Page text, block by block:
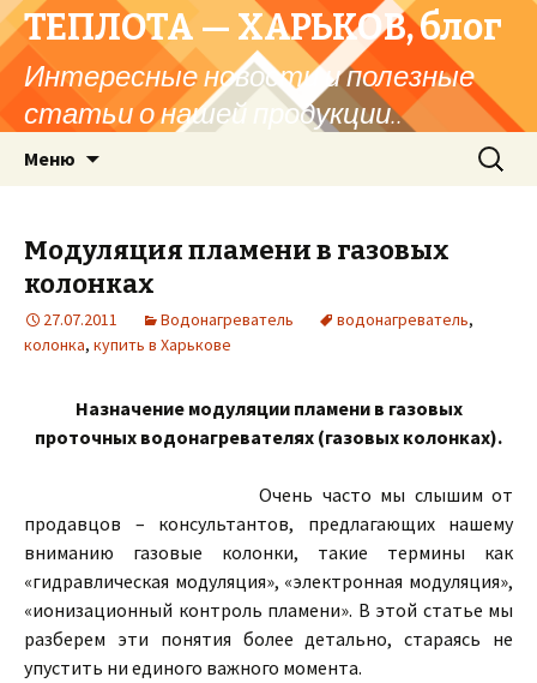
ТЕПЛОТА — ХАРЬКОВ, блог
Интересные новости и полезные
статьи о нашей продукции..
Меню Найти:
Модуляция пламени в газовых
колонках
27.07.2011 Водонагреватель водонагреватель,
колонка, купить в Харькове
Назначение модуляции пламени в газовых
проточных водонагревателях (газовых колонках).
Очень часто мы слышим от
продавцов – консультантов, предлагающих нашему
вниманию газовые колонки, такие термины как
«гидравлическая модуляция», «электронная модуляция»,
«ионизационный контроль пламени». В этой статье мы
разберем эти понятия более детально, стараясь не
упустить ни единого важного момента.